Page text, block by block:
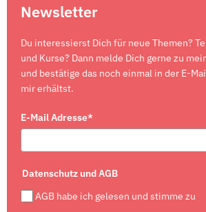
Newsletter
Du interessierst Dich für neue Themen?
und Kurse? Dann melde Dich gerne zu
und bestätige das noch einmal in der E-
mir erhältst.
E-Mail Adresse*
Datenschutz und AGB
AGB habe ich gelesen und stimme zu